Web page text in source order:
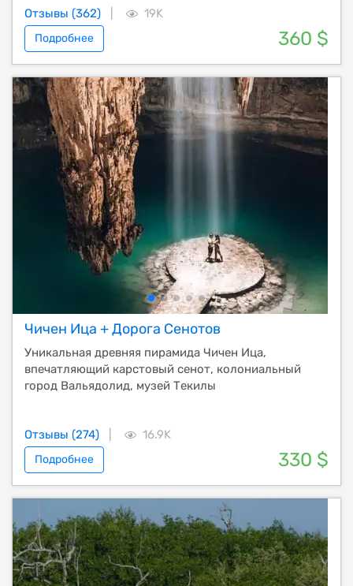
Отзывы (362) 19K
Подробнее 360 $
Чичен Ица + Дорога Сенотов
Уникальная древняя пирамида Чичен Ица,
впечатляющий карстовый сенот, колониальный
город Вальядолид, музей Текилы
Отзывы (274) 16.9K
Подробнее 330 $